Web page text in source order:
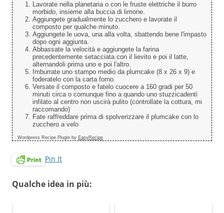
Lavorate nella planetaria o con le fruste elettriche il burro
morbido, insieme alla buccia di limone.
Aggiungete gradualmente lo zucchero e lavorate il
composto per qualche minuto.
Aggiungete le uova, una alla volta, sbattendo bene l'impasto
dopo ogni aggiunta.
Abbassate la velocità e aggiungete la farina
precedentemente setacciata con il lievito e poi il latte,
alternandoli prima uno e poi l'altro.
Imburrate uno stampo medio da plumcake (8 x 26 x 9) e
foderatelo con la carta forno.
Versate il composto e fatelo cuocere a 160 gradi per 50
minuti circa o comunque fino a quando uno stuzzicadenti
infilato al centro non uscirà pulito (controllate la cottura, mi
raccomando)
Fate raffreddare prima di spolverizzare il plumcake con lo
zucchero a velo
Wordpress Recipe Plugin by EasyRecipe
Pin It
Qualche idea in più: